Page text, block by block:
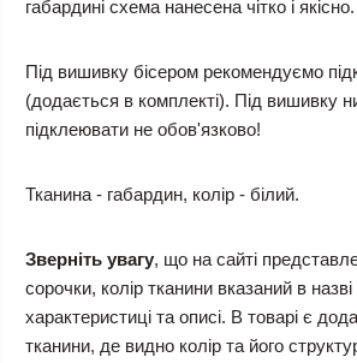
габардині схема нанесена чітко і якісно.
Під вишивку бісером рекомендуємо
(додається в комплекті). Під вишивку
підклеювати не обов'язково!
Тканина - габардин, колір - білий.
Зверніть увагу, що на сайті
сорочки, колір тканини вказаний в назві
характеристиці та описі. В товарі є
тканини, де видно колір та його